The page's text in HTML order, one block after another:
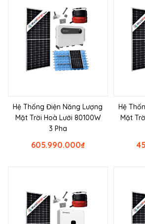
Hệ Thống Điện Năng Lượng
Mặt Trời Hoà Lưới 80100W
3 Pha
₫
605.990.000
Hệ
Mặt